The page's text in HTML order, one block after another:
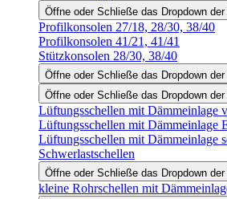
Öffne oder Schließe das Dropdown
Profilkonsolen 27/18, 28/30, 38/40
Profilkonsolen 41/21, 41/41
Stützkonsolen 28/30, 38/40
Öffne oder Schließe das Dropdown
Öffne oder Schließe das Dropdown
Lüftungsschellen mit Dämmeinlage
Lüftungsschellen mit Dämmeinlage
Lüftungsschellen mit Dämmeinlage
Schwerlastschellen
Öffne oder Schließe das Dropdown
kleine Rohrschellen mit